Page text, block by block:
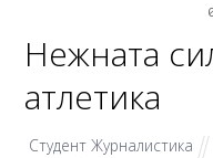
Нежната
атлетика
Студент Журналистика